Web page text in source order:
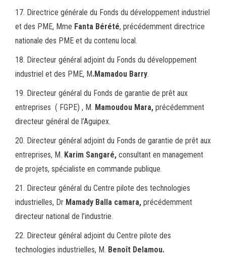
17. Directrice générale du Fonds du développement industriel
et des PME, Mme Fanta Bérété, précédemment directrice
nationale des PME et du contenu local.
18. Directeur général adjoint du Fonds du développement
industriel et des PME, M.Mamadou Barry.
19. Directeur général du Fonds de garantie de prêt aux
entreprises ( FGPE) , M. Mamoudou Mara, précédemment
directeur général de l’Aguipex.
20. Directeur général adjoint du Fonds de garantie de prêt aux
entreprises, M. Karim Sangaré, consultant en management
de projets, spécialiste en commande publique.
21. Directeur général du Centre pilote des technologies
industrielles, Dr Mamady Balla camara, précédemment
directeur national de l’industrie.
22. Directeur général adjoint du Centre pilote des
technologies industrielles, M. Benoît Delamou.